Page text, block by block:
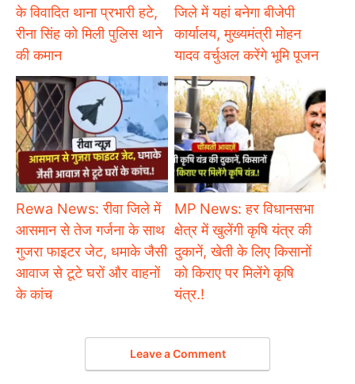
के विवादित थाना प्रभारी हटे,
रीना सिंह को मिली पुलिस थाने
की कमान
जिले में यहां बनेगा बीजेपी
कार्यालय, मुख्यमंत्री मोहन
यादव वर्चुअल करेंगे भूमि पूजन
Rewa News: रीवा जिले में
आसमान से तेज गर्जना के साथ
गुजरा फाइटर जेट, धमाके जैसी
आवाज से टूटे घरों और वाहनों
के कांच
MP News: हर विधानसभा
क्षेत्र में खुलेंगी कृषि यंत्र की
दुकानें, खेती के लिए किसानों
को किराए पर मिलेंगे कृषि
यंत्र.!
Leave a Comment